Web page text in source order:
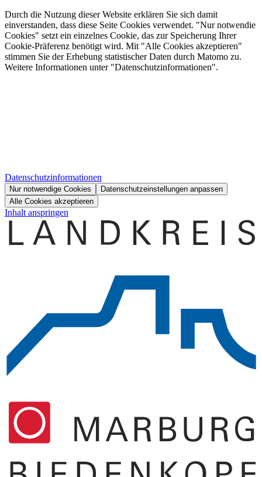
Durch die Nutzung dieser Website erklären Sie sich damit
einverstanden, dass diese Seite Cookies verwendet. "Nur notwendie
Cookies" setzt ein einzelnes Cookie, das zur Speicherung Ihrer
Cookie-Präferenz benötigt wird. Mit "Alle Cookies akzeptieren"
stimmen Sie der Erhebung statistischer Daten durch Matomo zu.
Weitere Informationen unter "Datenschutzinformationen".
Datenschutzinformationen
Nur notwendige Cookies
Datenschutzeinstellungen anpassen
Alle Cookies akzeptieren
Inhalt anspringen